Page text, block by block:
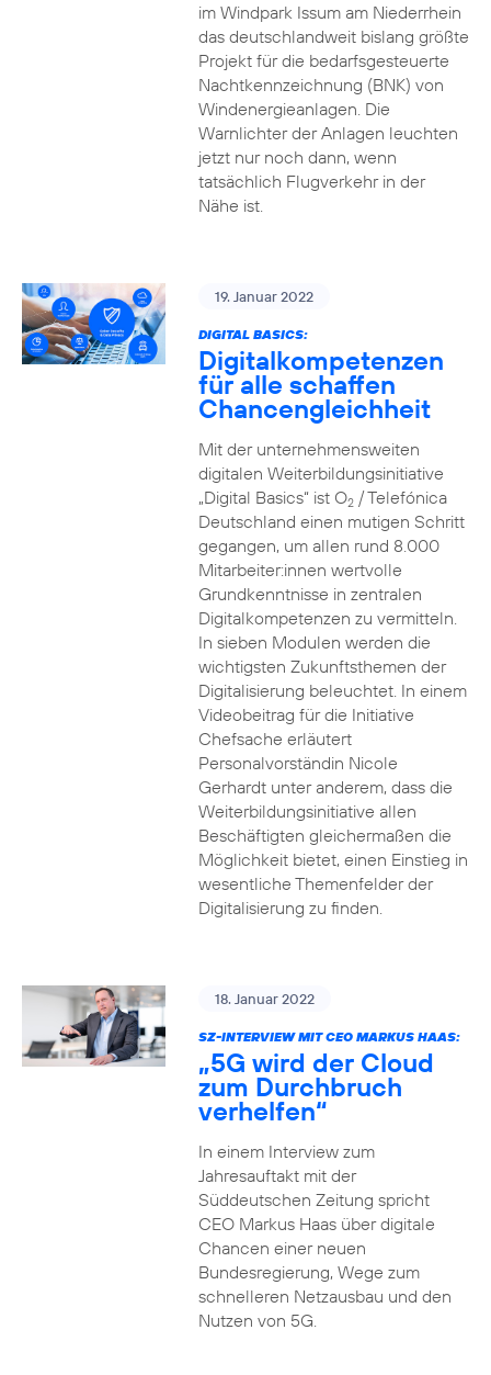
im Windpark Issum am Niederrhein
das deutschlandweit bislang größte
Projekt für die bedarfsgesteuerte
Nachtkennzeichnung (BNK) von
Windenergieanlagen. Die
Warnlichter der Anlagen leuchten
jetzt nur noch dann, wenn
tatsächlich Flugverkehr in der
Nähe ist.
19. Januar 2022
DIGITAL BASICS:
Digitalkompetenzen
für alle schaffen
Chancengleichheit
Mit der unternehmensweiten
digitalen Weiterbildungsinitiative
„Digital Basics“ ist O2/ Telefónica
Deutschland einen mutigen Schritt
gegangen, um allen rund 8.000
Mitarbeiter:innen wertvolle
Grundkenntnisse in zentralen
Digitalkompetenzen zu vermitteln.
In sieben Modulen werden die
wichtigsten Zukunftsthemen der
Digitalisierung beleuchtet. In einem
Videobeitrag für die Initiative
Chefsache erläutert
Personalvorständin Nicole
Gerhardt unter anderem, dass die
Weiterbildungsinitiative allen
Beschäftigten gleichermaßen die
Möglichkeit bietet, einen Einstieg in
wesentliche Themenfelder der
Digitalisierung zu finden.
18. Januar 2022
SZ-INTERVIEW MIT CEO MARKUS HAAS:
„5G wird der Cloud
zum Durchbruch
verhelfen“
In einem Interview zum
Jahresauftakt mit der
Süddeutschen Zeitung spricht
CEO Markus Haas über digitale
Chancen einer neuen
Bundesregierung, Wege zum
schnelleren Netzausbau und den
Nutzen von 5G.